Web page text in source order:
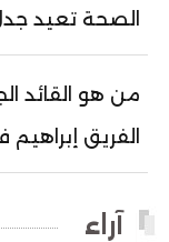
أحمد ولد آبه
أحمد ولد الديه
أحمد ولد السالك
أحمد ولد باهيه
الصحة تعيد
من هو القائد
الفريق إبراهيم
آراء